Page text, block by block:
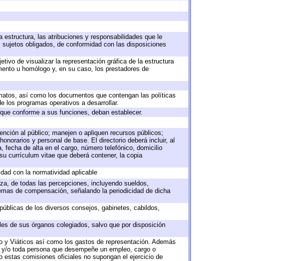
las atribuciones y responsabilidades que le
obligados, de conformidad con las disposiciones
de visualizar la representación gráfica de la estructura
u homólogo y, en su caso, los prestadores de
así como los documentos que contengan las políticas
los programas operativos a desarrollar.
conforme a sus funciones, deban establecer.
al público; manejen o apliquen recursos públicos;
y personal de base. El directorio deberá incluir, al
fecha de alta en el cargo, número telefónico, domicilio
currículum vitae que deberá contener, la copia
con la normatividad aplicable
de todas las percepciones, incluyendo sueldos,
de compensación, señalando la periodicidad de dicha
de los diversos consejos, gabinetes, cabildos,
de sus órganos colegiados, salvo que por disposición
Viáticos así como los gastos de representación. Además
o toda persona que desempeñe un empleo, cargo o
comisiones oficiales no supongan el ejercicio de